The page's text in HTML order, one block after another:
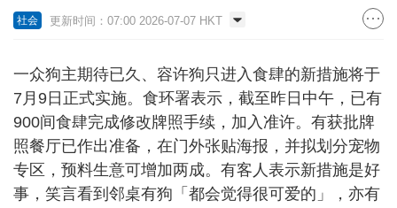
社会 更新时间：07:00 2026-07-07 HKT
一众狗主期待已久、容许狗只进入食肆的新措施将于
7月9日正式实施。食环署表示，截至昨日中午，已有
900间食肆完成修改牌照手续，加入准许。有获批牌
照餐厅已作出准备，在门外张贴海报，并拟划分宠物
专区，预料生意可增加两成。有客人表示新措施是好
事，笑言看到邻桌有狗「都会觉得很可爱的」，亦有